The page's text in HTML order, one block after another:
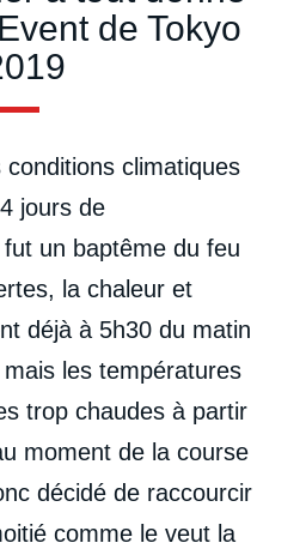
de Tokyo
climatiques
jours de
un baptême du feu
la chaleur et
déjà à 5h30 du matin
les températures
trop chaudes à partir
moment de la course
décidé de raccourcir
comme le veut la